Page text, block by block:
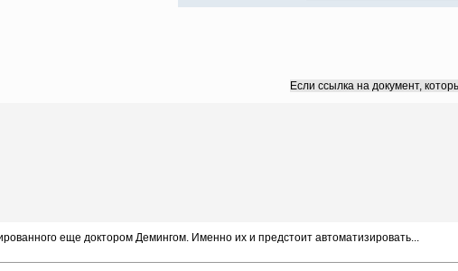
Если ссылка на документ,
еще доктором Демингом. Именно их и предстоит автоматизировать...